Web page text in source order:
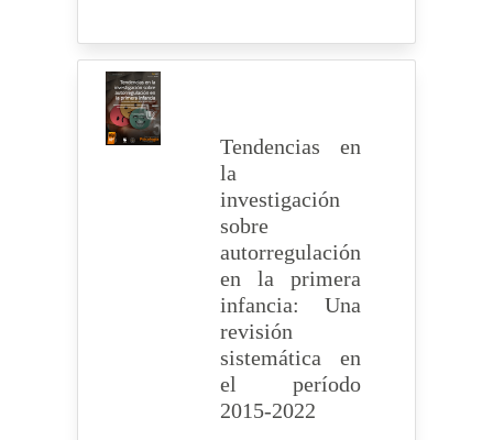
Tendencias en
la
investigación
sobre
autorregulación
en la primera
infancia: Una
revisión
sistemática en
el período
2015-2022